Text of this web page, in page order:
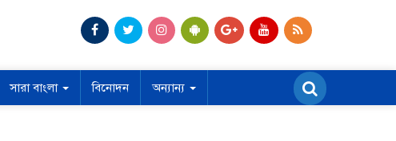
সারা বাংলা বিনোদন অন্যান্য